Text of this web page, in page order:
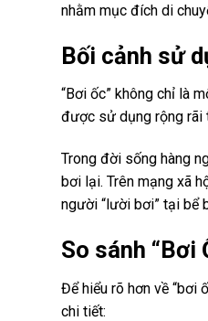
nhằm mục đích di
Bối cảnh sử
“Bơi ốc” không chỉ là
được sử dụng rộng rãi
Trong đời sống hàng
bơi lại. Trên mạng xã
người “lười bơi” tại bể
So sánh “Bơi
Để hiểu rõ hơn về “bơi
chi tiết: